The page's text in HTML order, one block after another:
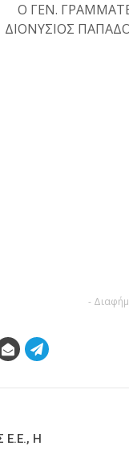
-
Ε.Ε., Η